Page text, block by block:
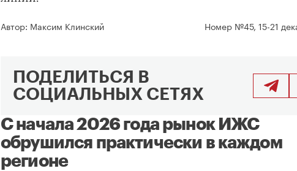
Автор: Максим Клинский Номер №45, 15-21
ПОДЕЛИТЬСЯ В
СОЦИАЛЬНЫХ СЕТЯХ
С начала 2026 года рынок ИЖС
обрушился практически в каждом
регионе